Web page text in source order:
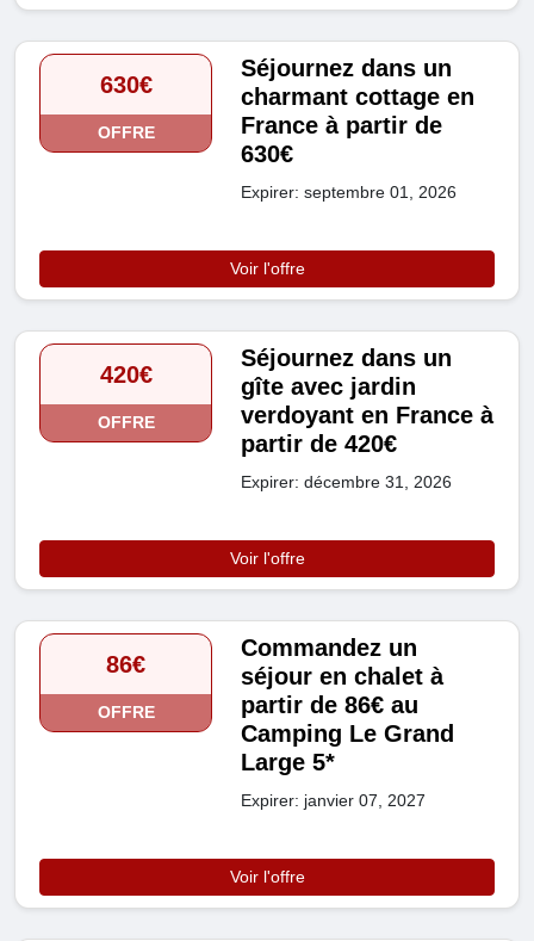
630€
OFFRE
Séjournez dans un
charmant cottage en
France à partir de
630€
Expirer: septembre 01, 2026
Voir l'offre
420€
OFFRE
Séjournez dans un
gîte avec jardin
verdoyant en France à
partir de 420€
Expirer: décembre 31, 2026
Voir l'offre
86€
OFFRE
Commandez un
séjour en chalet à
partir de 86€ au
Camping Le Grand
Large 5*
Expirer: janvier 07, 2027
Voir l'offre